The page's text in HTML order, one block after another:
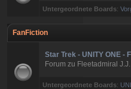
Untergeordnete Boards:
FanFiction
Star Trek - UNITY ONE -
Forum zu Fleetadmiral
Untergeordnete Boards: